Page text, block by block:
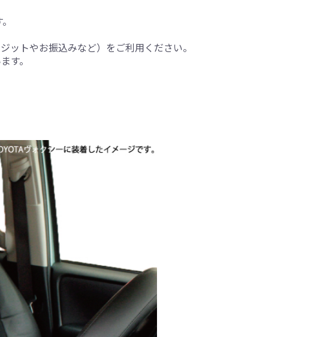
ットやお振込みなど）をご利用ください。
す。